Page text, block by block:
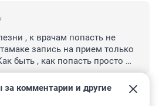
, к врачам попасть не
запись на прием только
быть , как попасть просто
направления идут от
вопрос не решается ,
строите, как в
за комментарии и другие